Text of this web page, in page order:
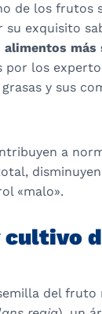
de los frutos
su exquisito
alimentos más
por los
y sus
a
«malo».
cultivo
del fruto